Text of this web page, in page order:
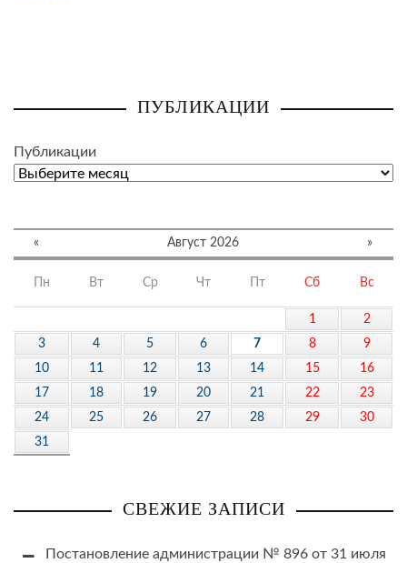
ПУБЛИКАЦИИ
Публикации
« Август 2026 »
Пн Вт Ср Чт Пт Сб Вс
1
2
3
4 5 6 7 8
9
10
11 12 13 14 15
16
17
18 19 20 21 22
23
24
25 26 27 28 29
30
31
СВЕЖИЕ ЗАПИСИ
Постановление администрации № 896 от 31 июля